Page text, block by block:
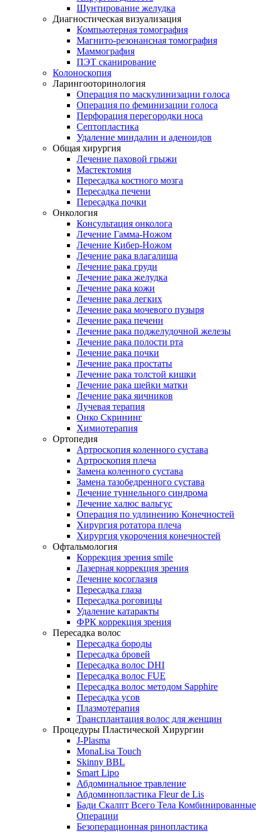
Шунтирование желудка
Диагностическая визуализация
Компьютерная томография
Магнито-резонансная томография
Маммография
ПЭТ сканирование
Колоноскопия
Ларингооторинология
Операция по маскулинизации голоса
Операция по феминизации голоса
Перфорация перегородки носа
Септопластика
Удаление миндалин и аденоидов
Общая хирургия
Лечение паховой грыжи
Мастектомия
Пересадка костного мозга
Пересадка печени
Пересадка почки
Онкология
Консультация онколога
Лечение Гамма-Ножом
Лечение Кибер-Ножом
Лечение рака влагалища
Лечение рака груди
Лечение рака желудка
Лечение рака кожи
Лечение рака легких
Лечение рака мочевого пузыря
Лечение рака печени
Лечение рака поджелудочной железы
Лечение рака полости рта
Лечение рака почки
Лечение рака простаты
Лечение рака толстой кишки
Лечение рака шейки матки
Лечение рака яичников
Лучевая терапия
Онко Скрининг
Химиотерапия
Ортопедия
Артроскопия коленного сустава
Артроскопия плеча
Замена коленного сустава
Замена тазобедренного сустава
Лечение туннельного синдрома
Лечение халюс вальгус
Операция по удлинению Конечностей
Хирургия ротатора плеча
Хирургия укорочения конечностей
Офтальмология
Коррекция зрения smile
Лазерная коррекция зрения
Лечение косоглазия
Пересадка глаза
Пересадка роговицы
Удаление катаракты
ФРК коррекция зрения
Пересадка волос
Пересадка бороды
Пересадка бровей
Пересадка волос DHI
Пересадка волос FUE
Пересадка волос методом Sapphire
Пересадка усов
Плазмотерапия
Трансплантация волос для женщин
Процедуры Пластической Хирургии
J-Plasma
MonaLisa Touch
Skinny BBL
Smart Lipo
Абдоминальное травление
Абдоминопластика Fleur de Lis
Бади Скалпт Всего Тела Комбинированные
Операции
Безоперационная ринопластика